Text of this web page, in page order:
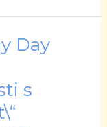
Day
s